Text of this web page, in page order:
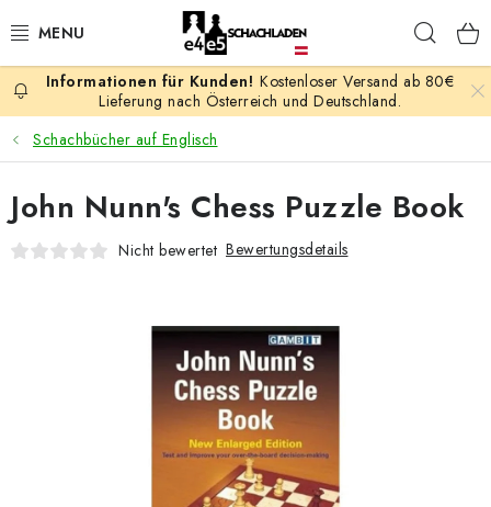
Inhalt
AKTION
SCHACHSPIELE
SCHACHFIGUREN
SCHACHBRETTER
SCHACH-ANTIQUITÄTENLADEN
Kostenloser Versand ab 80€
Lieferung nach Österreich und Deutschland.
Schachbücher auf Englisch
John Nunn's Chess Puzzle Book
Nicht bewertet Bewertungsdetails